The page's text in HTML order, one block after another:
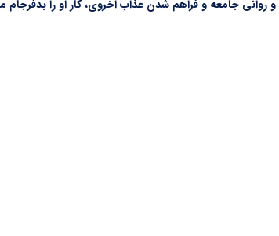
جامعه و فراهم شدن عذاب اخروی، کار او را بدفرجام